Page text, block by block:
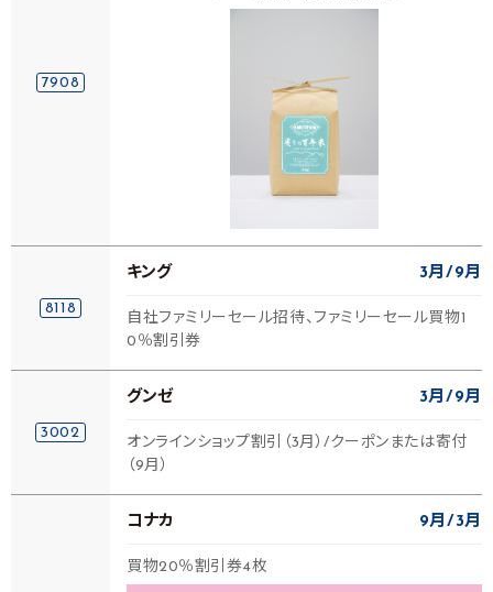
7908
8118
キング 3月 9月
自社ファミリーセール招待、ファミリーセール買物1
0％割引券
3002
グンゼ 3月 9月
オンラインショップ割引（3月）/クーポンまたは寄付
（9月）
コナカ 9月 3月
買物20％割引券4枚